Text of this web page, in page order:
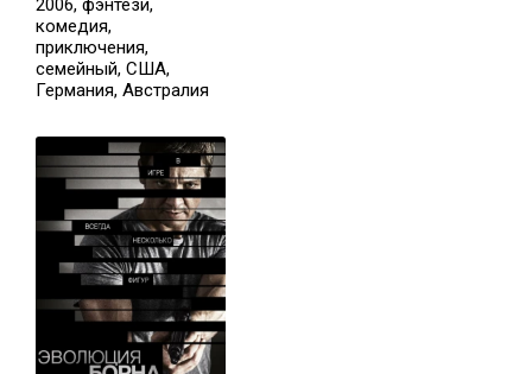
2006, фэнтези,
комедия,
приключения,
семейный, США,
Германия, Австралия